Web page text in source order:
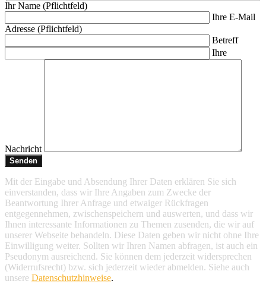
Ihr Name (Pflichtfeld)
Ihre E-Mail
Adresse (Pflichtfeld)
Betreff
Ihre
Nachricht
Mit der Eingabe und Absendung Ihrer Daten erklären Sie sich
einverstanden, dass wir Ihre Angaben zum Zwecke der
Beantwortung Ihrer Anfrage und etwaiger Rückfragen
entgegennehmen, zwischenspeichern und auswerten, und dass wir
Ihnen interessante Informationen zu Themen zusenden, die wir auf
unserer Webseite behandeln. Diese Daten geben wir nicht ohne Ihre
Einwilligung weiter. Sollten wir Ihren Namen abfragen, ist auch ein
Pseudonym ausreichend. Sie können dem jederzeit widersprechen
(Widerrufsrecht) bzw. sich jederzeit wieder abmelden. Siehe auch
unsere Datenschutzhinweise.